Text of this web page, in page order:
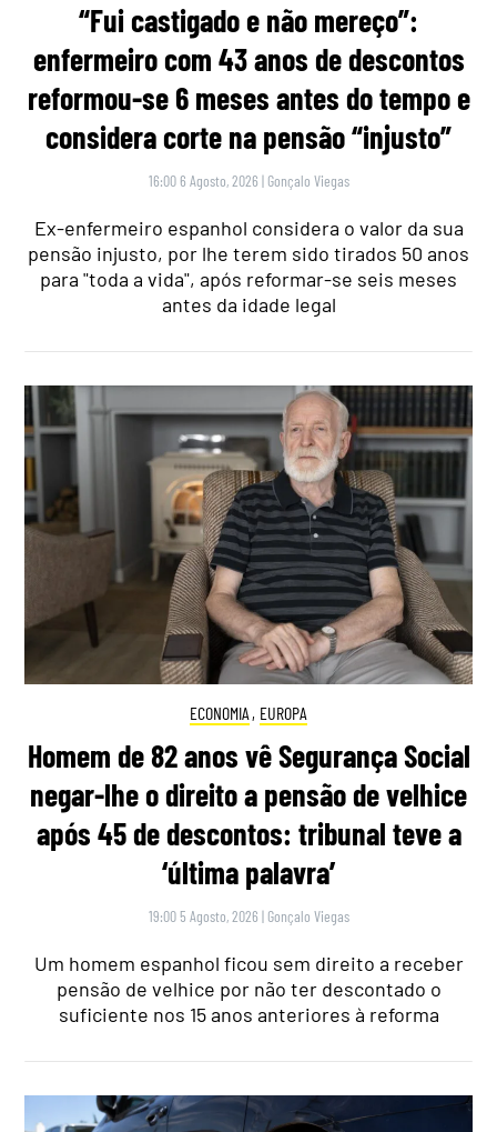
“Fui castigado e não mereço”:
enfermeiro com 43 anos de descontos
reformou-se 6 meses antes do tempo e
considera corte na pensão “injusto”
16:00 6 Agosto, 2026 | Gonçalo Viegas
Ex-enfermeiro espanhol considera o valor da sua
pensão injusto, por lhe terem sido tirados 50 anos
para "toda a vida", após reformar-se seis meses
antes da idade legal
ECONOMIA , EUROPA
Homem de 82 anos vê Segurança Social
negar-lhe o direito a pensão de velhice
após 45 de descontos: tribunal teve a
‘última palavra’
19:00 5 Agosto, 2026 | Gonçalo Viegas
Um homem espanhol ficou sem direito a receber
pensão de velhice por não ter descontado o
suficiente nos 15 anos anteriores à reforma